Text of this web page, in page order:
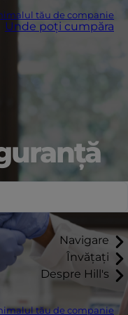
tău de companie
Unde poți cumpăra
Navigare
Învățați
Despre Hill's
tău de companie